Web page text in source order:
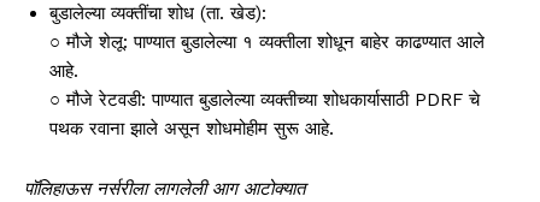
बुडालेल्या व्यक्तींचा शोध (ता. खेड):
○ मौजे शेलू: पाण्यात बुडालेल्या १ व्यक्तीला शोधून बाहेर काढण्यात आले
आहे.
○ मौजे रेटवडी: पाण्यात बुडालेल्या व्यक्तीच्या शोधकार्यासाठी PDRF चे
पथक रवाना झाले असून शोधमोहीम सुरू आहे.
पॉलिहाऊस नर्सरीला लागलेली आग आटोक्यात